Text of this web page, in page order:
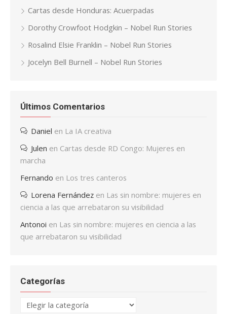
Cartas desde Honduras: Acuerpadas
Dorothy Crowfoot Hodgkin – Nobel Run Stories
Rosalind Elsie Franklin – Nobel Run Stories
Jocelyn Bell Burnell – Nobel Run Stories
Últimos Comentarios
Daniel en La IA creativa
Julen en Cartas desde RD Congo: Mujeres en
marcha
Fernando en Los tres canteros
Lorena Fernández en Las sin nombre: mujeres en
ciencia a las que arrebataron su visibilidad
Antonoi en Las sin nombre: mujeres en ciencia a las
que arrebataron su visibilidad
Categorías
Categorías